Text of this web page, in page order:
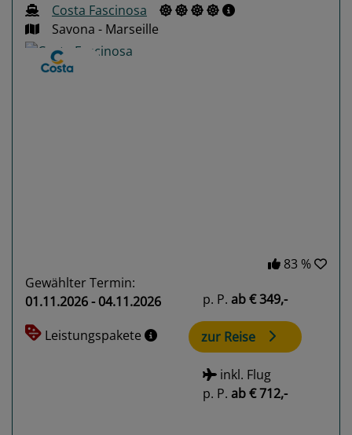
Costa Fascinosa
Savona - Marseille
83 %
Gewählter Termin:
01.11.2026 - 04.11.2026
Leistungspakete
p. P. ab€ 349,-
zur Reise
inkl. Flug
p. P. ab€ 712,-